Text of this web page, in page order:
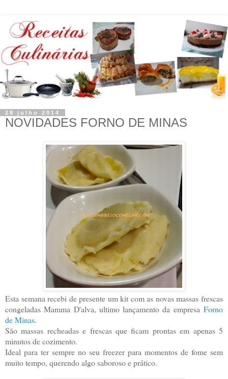
28 julho 2014
NOVIDADES FORNO DE MINAS
Esta semana recebi de presente um kit com as novas massas frescas
congeladas Mamma D'alva, ultimo lançamento da empresa Forno
de Minas.
São massas recheadas e frescas que ficam prontas em apenas 5
minutos de cozimento.
Ideal para ter sempre no seu freezer para momentos de fome sem
muito tempo, querendo algo saboroso e prático.